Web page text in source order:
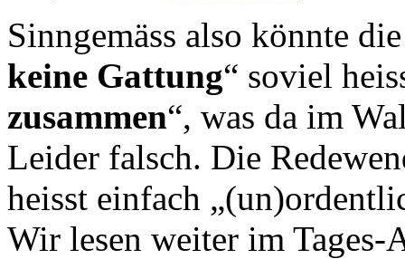
Sinngemäss also könnte
keine Gattung“ soviel
zusammen“, was da im
Leider falsch. Die
heisst einfach
Wir lesen weiter im Tages-